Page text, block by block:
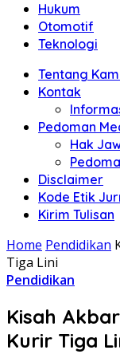
Hukum
Otomotif
Teknologi
Tentang
Kontak
Pedoman
Hak
Disclaimer
Kode Etik
Kirim Tulisan
Home Pendidikan
Tiga Lini
Pendidikan
Kisah
Kurir Tiga